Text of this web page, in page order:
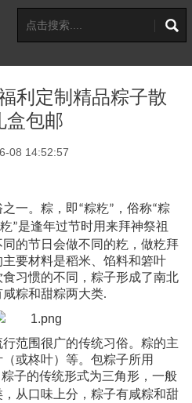
利定制精品粽子散
盒包邮
08 14:52:57
一。粽，即“粽籺” ，俗称“粽
籺”是逢年过节时用来拜神祭祖
的节日会做不同的籺，做籺拜
要材料是稻米、馅料和箬叶
食习惯的不同，粽子形成了南北
粽和甜粽两大类.
围很广的传统习俗。粽的主
或柊叶）等。包粽子所用
粽子的传统形式为三角形，一般
从口味上分，粽子有咸粽和甜